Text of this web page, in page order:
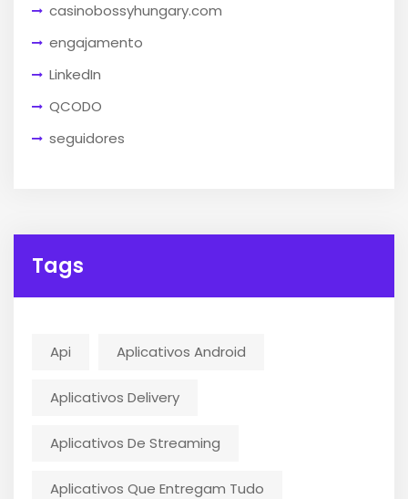
casinobossyhungary.com
engajamento
LinkedIn
QCODO
seguidores
Tags
Api Aplicativos Android
Aplicativos Delivery
Aplicativos De Streaming
Aplicativos Que Entregam Tudo